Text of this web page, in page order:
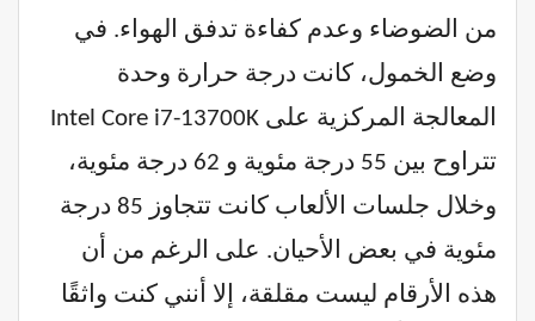
من الضوضاء وعدم كفاءة تدفق الهواء. في
وضع الخمول، كانت درجة حرارة وحدة
المعالجة المركزية على Intel Core i7-13700K
تتراوح بين 55 درجة مئوية و 62 درجة مئوية،
وخلال جلسات الألعاب كانت تتجاوز 85 درجة
مئوية في بعض الأحيان. على الرغم من أن
هذه الأرقام ليست مقلقة، إلا أنني كنت واثقًا